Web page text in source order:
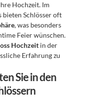
Hochzeit. Im
bieten Schlösser oft
, was besonders
Feier wünschen.
Hochzeit
Erfahrung zu
Sie in den